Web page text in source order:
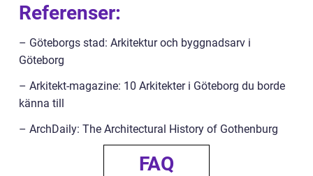
Referenser:
– Göteborgs stad: Arkitektur och byggnadsarv i
Göteborg
– Arkitekt-magazine: 10 Arkitekter i Göteborg du borde
känna till
– ArchDaily: The Architectural History of Gothenburg
FAQ